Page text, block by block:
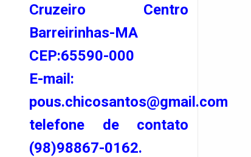
Cruzeiro Centro
Barreirinhas-MA
CEP:65590-000
E-mail:
pous.chicosantos@gmail.com
telefone de contato
(98)98867-0162.